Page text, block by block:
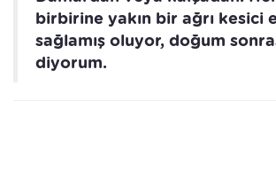
birbirine yakın bir ağrı kesici
sağlamış oluyor, doğum
diyorum.